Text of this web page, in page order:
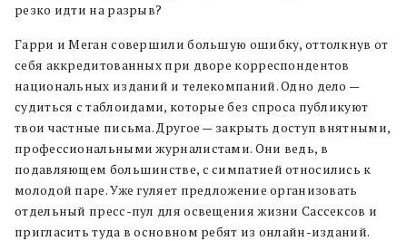
резко идти на разрыв?
Гарри и Меган совершили большую ошибку, оттолкнув от
себя аккредитованных при дворе корреспондентов
национальных изданий и телекомпаний. Одно дело —
судиться с таблоидами, которые без спроса публикуют
твои частные письма. Другое — закрыть доступ внятными,
профессиональными журналистами. Они ведь, в
подавляющем большинстве, с симпатией относились к
молодой паре. Уже гуляет предложение организовать
отдельный пресс-пул для освещения жизни Сассексов и
пригласить туда в основном ребят из онлайн-изданий.